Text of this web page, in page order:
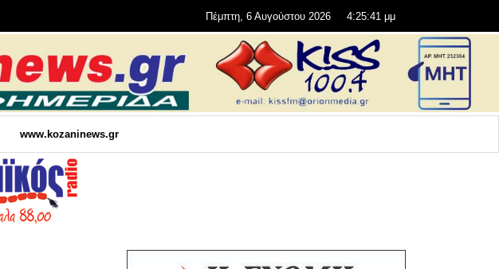
Πέμπτη, 6 Αυγούστου 2026 4:25:41 μμ
www.kozaninews.gr